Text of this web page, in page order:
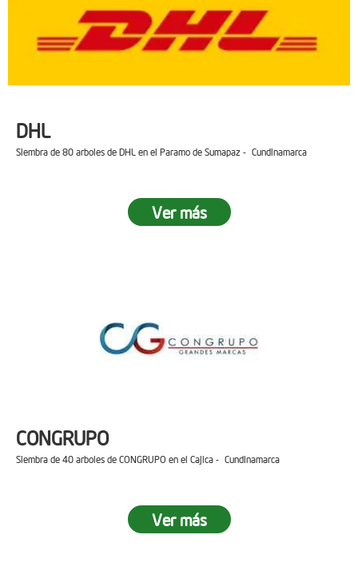
DHL
Siembra de 80 arboles de DHL en el Paramo de Sumapaz - Cundinamarca
Ver más
CONGRUPO
Siembra de 40 arboles de CONGRUPO en el Cajica - Cundinamarca
Ver más